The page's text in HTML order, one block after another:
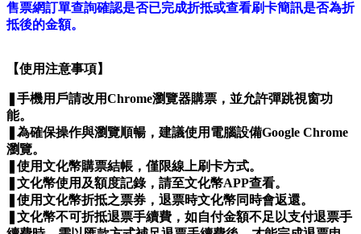
售票網訂單查詢確認是否已完成折抵或查看刷卡簡訊是否為折
抵後的金額。
【使用注意事項】
❚手機用戶請改用Chrome瀏覽器購票，並允許彈跳視窗功
能。
❚為確保操作與瀏覽順暢，建議使用電腦設備Google Chrome
瀏覽。
❚使用文化幣購票結帳，僅限線上刷卡方式。
❚文化幣使用及額度記錄，請至文化幣APP查看。
❚使用文化幣折抵之票券，退票時文化幣同時會返還。
❚文化幣不可折抵退票手續費，如自付金額不足以支付退票手